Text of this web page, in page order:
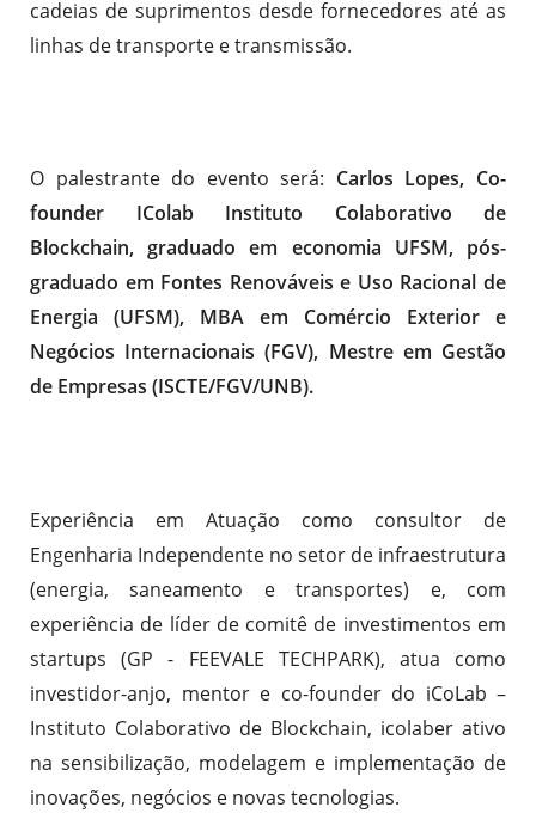
cadeias de suprimentos desde fornecedores até as
linhas de transporte e transmissão.
O palestrante do evento será: Carlos Lopes, Co-
founder IColab Instituto Colaborativo de
Blockchain, graduado em economia UFSM, pós-
graduado em Fontes Renováveis e Uso Racional de
Energia (UFSM), MBA em Comércio Exterior e
Negócios Internacionais (FGV), Mestre em Gestão
de Empresas (ISCTE/FGV/UNB).
Experiência em Atuação como consultor de
Engenharia Independente no setor de infraestrutura
(energia, saneamento e transportes) e, com
experiência de líder de comitê de investimentos em
startups (GP - FEEVALE TECHPARK), atua como
investidor-anjo, mentor e co-founder do iCoLab –
Instituto Colaborativo de Blockchain, icolaber ativo
na sensibilização, modelagem e implementação de
inovações, negócios e novas tecnologias.